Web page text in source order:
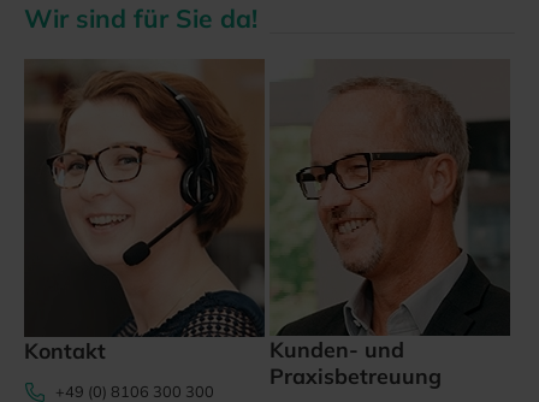
Wir sind für Sie da!
Kontakt
+49 (0) 8106 300 300
Kunden- und
Praxisbetreuung